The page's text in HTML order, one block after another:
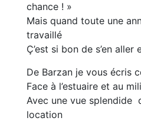
chance ! »
Mais quand toute une
travaillé
Ç’est si bon de s’en
De Barzan je vous écris
Face à l’estuaire et au
Avec une vue splendide
location